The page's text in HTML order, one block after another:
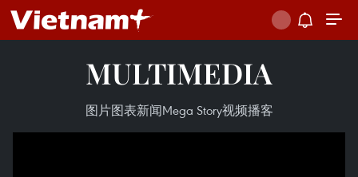
MULTIMEDIA
图片图表新闻Mega Story视频播客